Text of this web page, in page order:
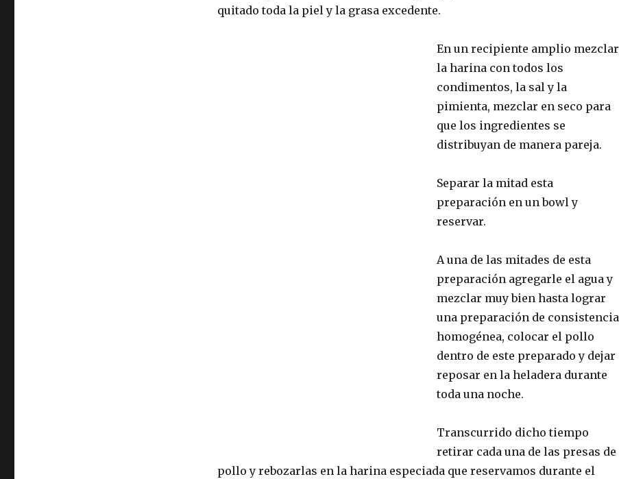
quitado toda la piel y la grasa excedente.
En un recipiente amplio mezclar
la harina con todos los
condimentos, la sal y la
pimienta, mezclar en seco para
que los ingredientes se
distribuyan de manera pareja.
Separar la mitad esta
preparación en un bowl y
reservar.
A una de las mitades de esta
preparación agregarle el agua y
mezclar muy bien hasta lograr
una preparación de consistencia
homogénea, colocar el pollo
dentro de este preparado y dejar
reposar en la heladera durante
toda una noche.
Transcurrido dicho tiempo
retirar cada una de las presas de
pollo y rebozarlas en la harina especiada que reservamos durante el